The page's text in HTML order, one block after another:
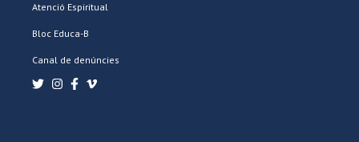
Atenció Espiritual
Bloc Educa-B
Canal de denúncies